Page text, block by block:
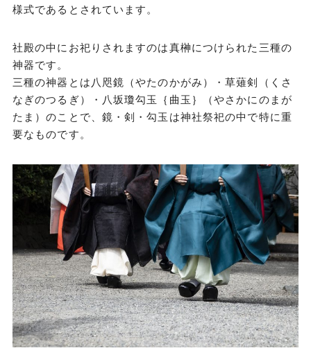
様式であるとされています。
社殿の中にお祀りされますのは真榊につけられた三種の
神器です。
三種の神器とは八咫鏡（やたのかがみ）・草薙剣（くさ
なぎのつるぎ）・八坂瓊勾玉｛曲玉｝（やさかにのまが
たま）のことで、鏡・剣・勾玉は神社祭祀の中で特に重
要なものです。